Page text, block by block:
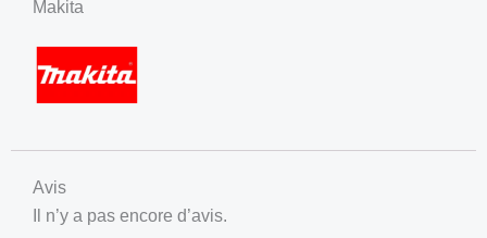
Makita
Avis
Il n’y a pas encore d’avis.